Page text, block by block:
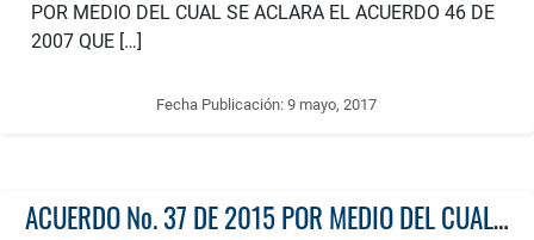
POR MEDIO DEL CUAL SE ACLARA EL ACUERDO 46 DE
2007 QUE […]
Fecha Publicación:9 mayo, 2017
ACUERDO No. 37 DE 2015 POR MEDIO DEL CUAL SE MODIFICA EL NUMERAL 23 DEL ARTÍCULO 24 DEL ESTATUTO GENERAL DE LA UNIVERSIDAD